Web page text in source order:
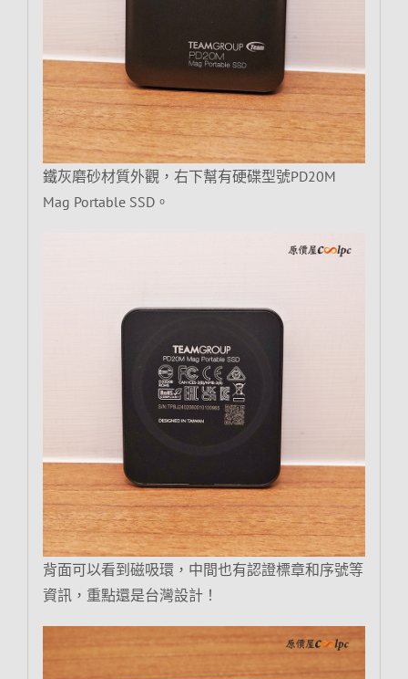
鐵灰磨砂材質外觀，右下幫有硬碟型號PD20M
Mag Portable SSD。
背面可以看到磁吸環，中間也有認證標章和序號等
資訊，重點還是台灣設計！